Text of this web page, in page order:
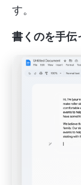
す。
書くのを手伝